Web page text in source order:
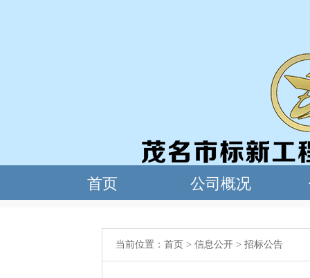
当前位置： 首页 > 信息公开> 招标公告